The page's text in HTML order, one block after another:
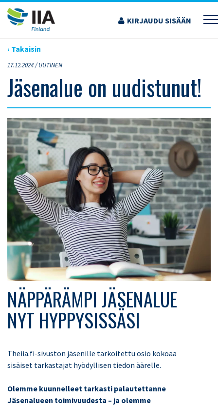
Siirry
sisältöön
KIRJAUDU SISÄÄN
›ARTIKKELIT›JÄSENALUE ON UUDISTUNUT!
‹ Takaisin
17.12.2024 /UUTINEN
Jäsenalue on uudistunut!
NÄPPÄRÄMPI JÄSENALUE
NYT HYPPYSISSÄSI
Theiia.fi-sivuston jäsenille tarkoitettu osio kokoaa
sisäiset tarkastajat hyödyllisen tiedon äärelle.
Olemme kuunnelleet tarkasti palautettanne
Jäsenalueen toimivuudesta – ja olemme